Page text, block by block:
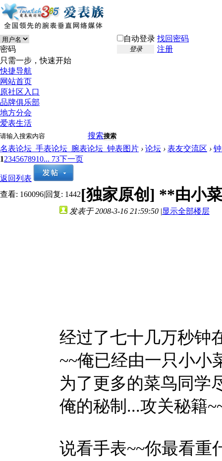
自动登录 找回密码
密码
登录
注册
只需一步，快速开始
快捷导航
网站首页
原社区入口
品牌俱乐部
地方分会
爱表生活
搜索搜索
名表论坛_手表论坛_腕表论坛_钟表图片 › 论坛 › 表友交流区 ›
12345678910... 73下一页
返回列表
查看: 160096|回复: 1442[独家原创] **由小
发表于 2008-3-16 21:59:50 |显示全部楼层
经过了七十几万秒钟
~~俺已经由一只小小
为了更多的菜鸟同学
俺的秘制...攻关秘籍
说看手表~~你最看重